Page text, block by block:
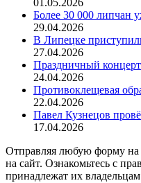
01.05.2026
Более 30 000 липчан
29.04.2026
В Липецке
27.04.2026
Праздничный
24.04.2026
Противоклещевая
22.04.2026
Павел Кузнецов
17.04.2026
Отправляя любую форму на
на сайт. Ознакомьтесь с
принадлежат их